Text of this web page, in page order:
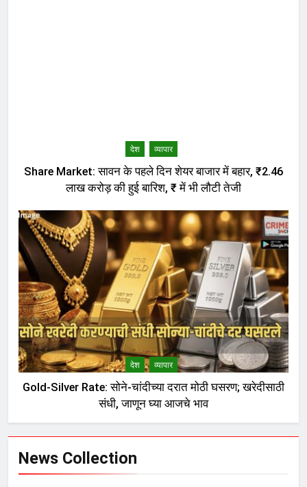
देश व्यापार
Share Market: सावन के पहले दिन शेयर बाजार में बहार, ₹2.46
लाख करोड़ की हुई बारिश, ₹ में भी लौटी तेजी
देश व्यापार
Gold-Silver Rate: सोने-चांदीच्या दरात मोठी घसरण; खरेदीसाठी
संधी, जाणून घ्या आजचे भाव
News Collection